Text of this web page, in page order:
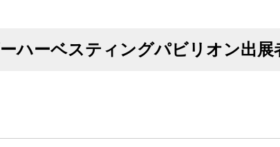
ハーベスティングパビリオン出展